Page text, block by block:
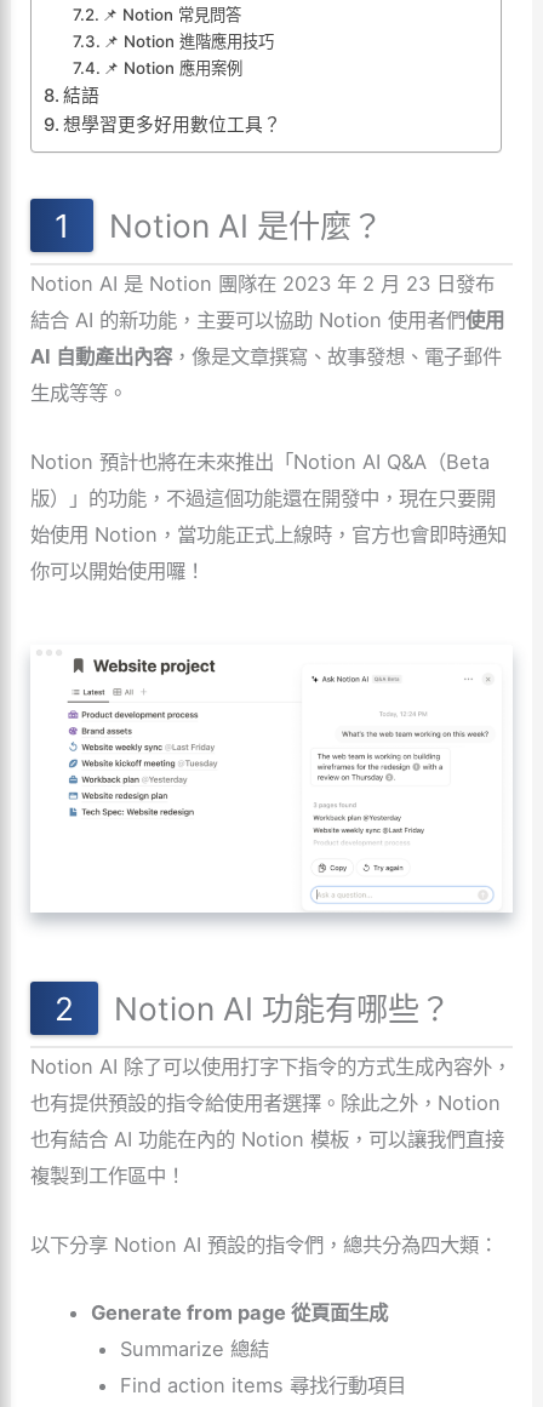
📌 Notion 常見問答
📌 Notion 進階應用技巧
📌 Notion 應用案例
結語
想學習更多好用數位工具？
Notion AI 是什麼？
Notion AI 是 Notion 團隊在 2023 年 2 月 23 日發布
結合 AI 的新功能，主要可以協助 Notion 使用者們使用
AI 自動產出內容，像是文章撰寫、故事發想、電子郵件
生成等等。
Notion 預計也將在未來推出「Notion AI Q&A（Beta
版）」的功能，不過這個功能還在開發中，現在只要開
始使用 Notion，當功能正式上線時，官方也會即時通知
你可以開始使用囉！
Notion AI 功能有哪些？
Notion AI 除了可以使用打字下指令的方式生成內容外，
也有提供預設的指令給使用者選擇。除此之外，Notion
也有結合 AI 功能在內的 Notion 模板，可以讓我們直接
複製到工作區中！
以下分享 Notion AI 預設的指令們，總共分為四大類：
Generate from page 從頁面生成
Summarize 總結
Find action items 尋找行動項目